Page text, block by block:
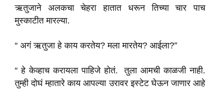
ऋतुजाने अलकचा चेहरा हातात धरून तिच्या चार पाच
मुस्काटीत मारल्या.
“ अगं ऋतुजा हे काय करतेय? मला मारतेय? आईला?”
“ हे केव्हाच करायला पाहिजे होतं. तुला आमची काळजी नाही.
तुम्ही दोघं म्हातारे काय आपल्या उरावर इस्टेट घेऊन जाणार आहे